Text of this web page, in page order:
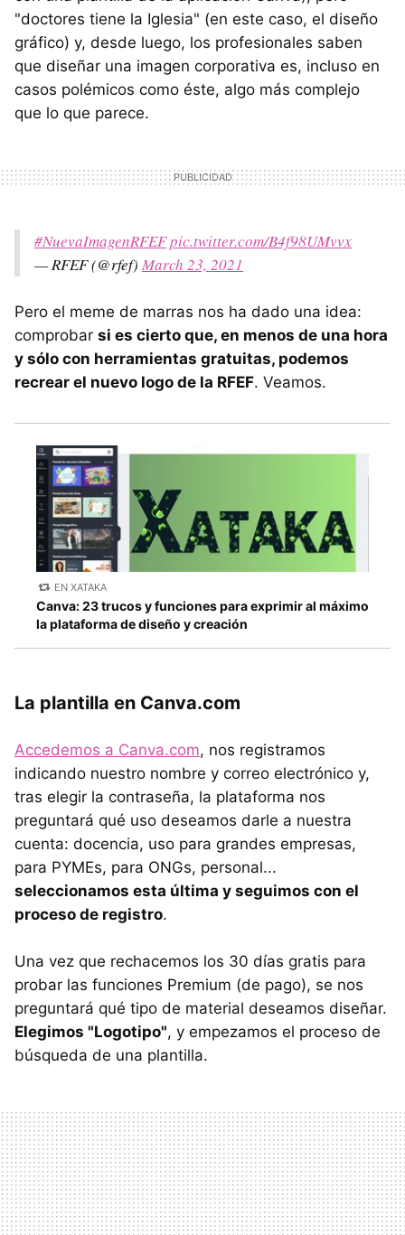
"doctores tiene la Iglesia" (en este caso, el diseño
gráfico) y, desde luego, los profesionales saben
que diseñar una imagen corporativa es, incluso en
casos polémicos como éste, algo más complejo
que lo que parece.
#NuevaImagenRFEFpic.twitter.com/B4f98UMvvx
— RFEF (@rfef) March 23, 2021
Pero el meme de marras nos ha dado una idea:
comprobar si es cierto que, en menos de una hora
y sólo con herramientas gratuitas, podemos
recrear el nuevo logo de la RFEF. Veamos.
EN XATAKA
Canva: 23 trucos y funciones para exprimir al máximo
la plataforma de diseño y creación
La plantilla en Canva.com
Accedemos a Canva.com, nos registramos
indicando nuestro nombre y correo electrónico y,
tras elegir la contraseña, la plataforma nos
preguntará qué uso deseamos darle a nuestra
cuenta: docencia, uso para grandes empresas,
para PYMEs, para ONGs, personal...
seleccionamos esta última y seguimos con el
proceso de registro.
Una vez que rechacemos los 30 días gratis para
probar las funciones Premium (de pago), se nos
preguntará qué tipo de material deseamos diseñar.
Elegimos "Logotipo", y empezamos el proceso de
búsqueda de una plantilla.